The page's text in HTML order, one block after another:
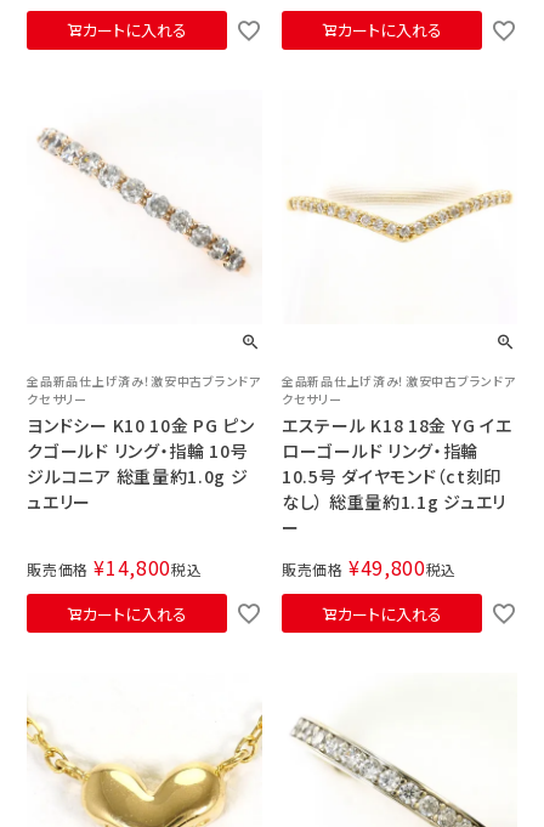
カートに入れる カートに入れる
全品新品仕上げ済み！激安中古ブランドア
クセサリー
ヨンドシー K10 10金 PG ピン
クゴールド リング・指輪 10号
ジルコニア 総重量約1.0g ジ
ュエリー
販売価格 ¥14,800税込
カートに入れる
全品新品仕上げ済み！激安中古ブランドア
クセサリー
エステール K18 18金 YG イエ
ローゴールド リング・指輪
10.5号 ダイヤモンド（ct刻印
なし） 総重量約1.1g ジュエリ
ー
販売価格 ¥49,800税込
カートに入れる